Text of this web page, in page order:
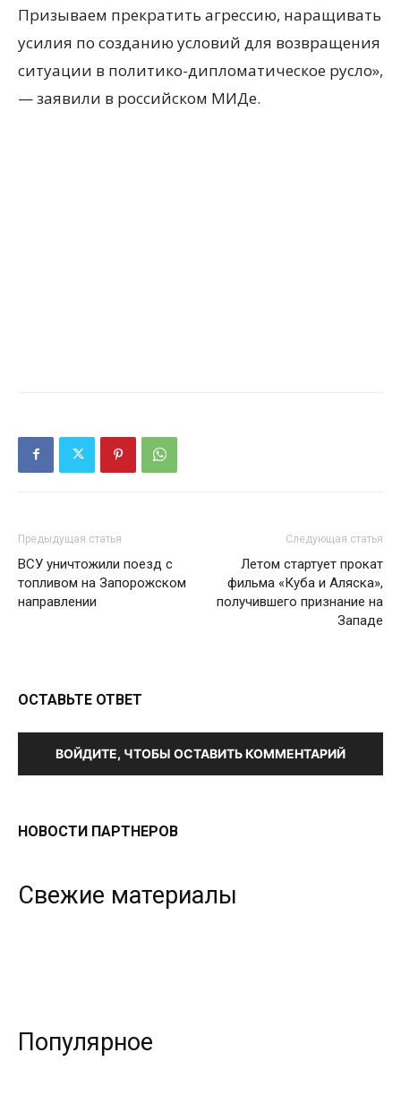
Призываем прекратить агрессию, наращивать
усилия по созданию условий для возвращения
ситуации в политико-дипломатическое русло»,
— заявили в российском МИДе.
Предыдущая статья
ВСУ уничтожили поезд с
топливом на Запорожском
направлении
Следующая статья
Летом стартует прокат
фильма «Куба и Аляска»,
получившего признание на
Западе
ОСТАВЬТЕ ОТВЕТ
ВОЙДИТЕ, ЧТОБЫ ОСТАВИТЬ КОММЕНТАРИЙ
НОВОСТИ ПАРТНЕРОВ
Свежие материалы
Популярное